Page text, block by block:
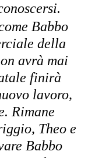
Babbo
della
avrà mai
finirà
lavoro,
Rimane
Theo e
Babbo